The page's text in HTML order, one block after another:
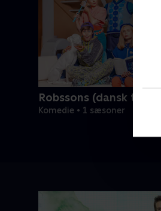
Robssons (dansk tale)
Komedie • 1 sæsoner